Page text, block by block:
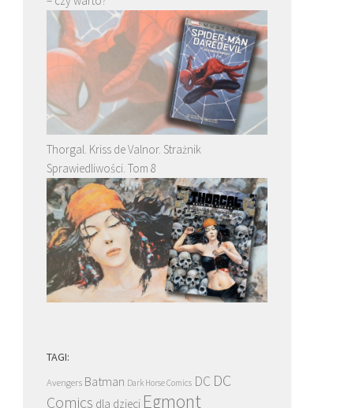
Thorgal. Kriss de Valnor. Strażnik
Sprawiedliwości. Tom 8
TAGI:
Avengers Batman Dark Horse Comics DC DC
Comics dla dzieci Egmont